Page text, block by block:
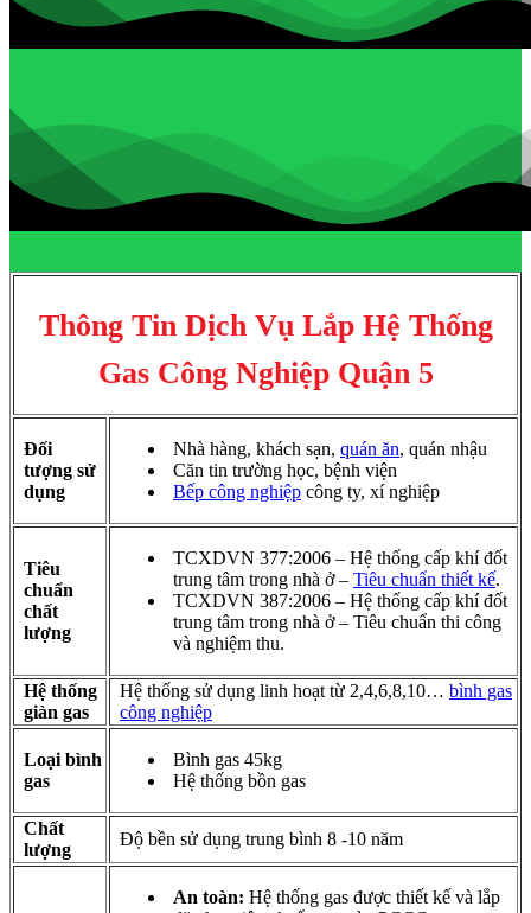
Thông Tin Dịch Vụ Lắp Hệ Thống
Gas Công Nghiệp Quận 5
Đối
tượng sử
dụng
Nhà hàng, khách sạn, quán ăn, quán nhậu
Căn tin trường học, bệnh viện
Bếp công nghiệp công ty, xí nghiệp
Tiêu
chuẩn
chất
lượng
TCXDVN 377:2006 – Hệ thống cấp khí đốt
trung tâm trong nhà ở – Tiêu chuẩn thiết kế.
TCXDVN 387:2006 – Hệ thống cấp khí đốt
trung tâm trong nhà ở – Tiêu chuẩn thi công
và nghiệm thu.
Hệ thống
giàn gas
Hệ thống sử dụng linh hoạt từ 2,4,6,8,10… bình gas
công nghiệp
Loại bình
gas
Bình gas 45kg
Hệ thống bồn gas
Chất
lượng
Độ bền sử dụng trung bình 8 -10 năm
An toàn: Hệ thống gas được thiết kế và lắp